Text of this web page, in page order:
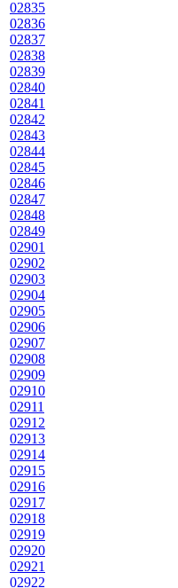
02835
02836
02837
02838
02839
02840
02841
02842
02843
02844
02845
02846
02847
02848
02849
02901
02902
02903
02904
02905
02906
02907
02908
02909
02910
02911
02912
02913
02914
02915
02916
02917
02918
02919
02920
02921
02922